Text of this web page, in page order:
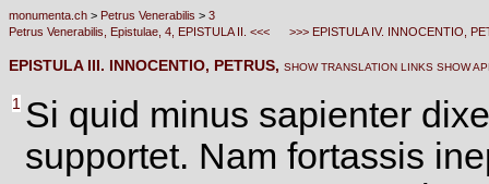
monumenta.ch > Petrus Venerabilis > 3
Petrus Venerabilis, Epistulae, 4, EPISTULA II. <<<
>>> EPISTULA IV. INNOCENTIO,
EPISTULA III. INNOCENTIO, PETRUS, SHOW TRANSLATION LINKS SHOW
1 Si quid minus sapienter
supportet. Nam fortassis